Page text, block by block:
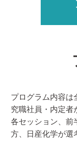
プログラム内容は
究職社員・内定者
各セッション、前
方、日産化学が選